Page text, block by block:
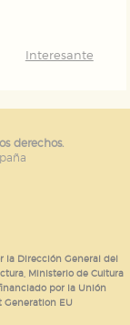
Interesante
derechos.
la Dirección General del
Ministerio de Cultura
por la Unión
Generation EU